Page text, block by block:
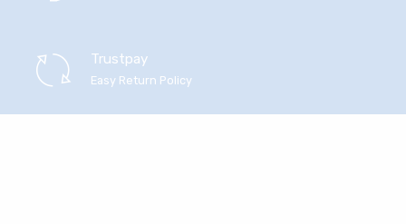
Trustpay
Easy Return Policy